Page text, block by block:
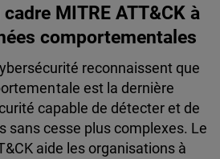
MITRE ATT&CK à
comportementales
reconnaissent que
est la dernière
capable de détecter et de
sans cesse plus complexes. Le
aide les organisations à